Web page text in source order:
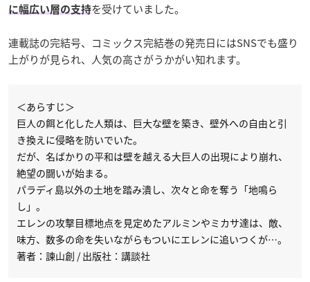
に幅広い層の支持を受けていました。
連載誌の完結号、コミックス完結巻の発売日にはSNSでも盛り
上がりが見られ、人気の高さがうかがい知れます。
＜あらすじ＞
巨人の餌と化した人類は、巨大な壁を築き、壁外への自由と引
き換えに侵略を防いでいた。
だが、名ばかりの平和は壁を越える大巨人の出現により崩れ、
絶望の闘いが始まる。
パラディ島以外の土地を踏み潰し、次々と命を奪う「地鳴ら
し」。
エレンの攻撃目標地点を見定めたアルミンやミカサ達は、敵、
味方、数多の命を失いながらもついにエレンに追いつくが…。
著者：諫山創 / 出版社：講談社